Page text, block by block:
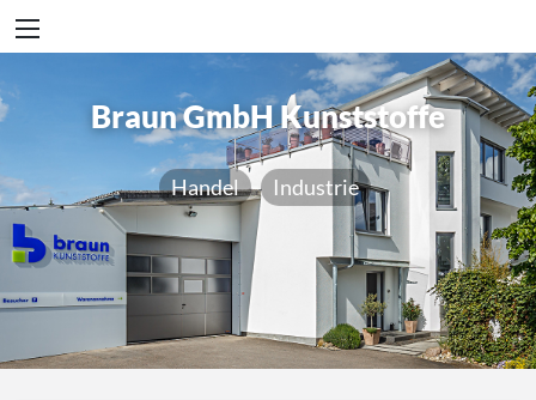
Braun GmbH Kunststoffe
Handel Industrie